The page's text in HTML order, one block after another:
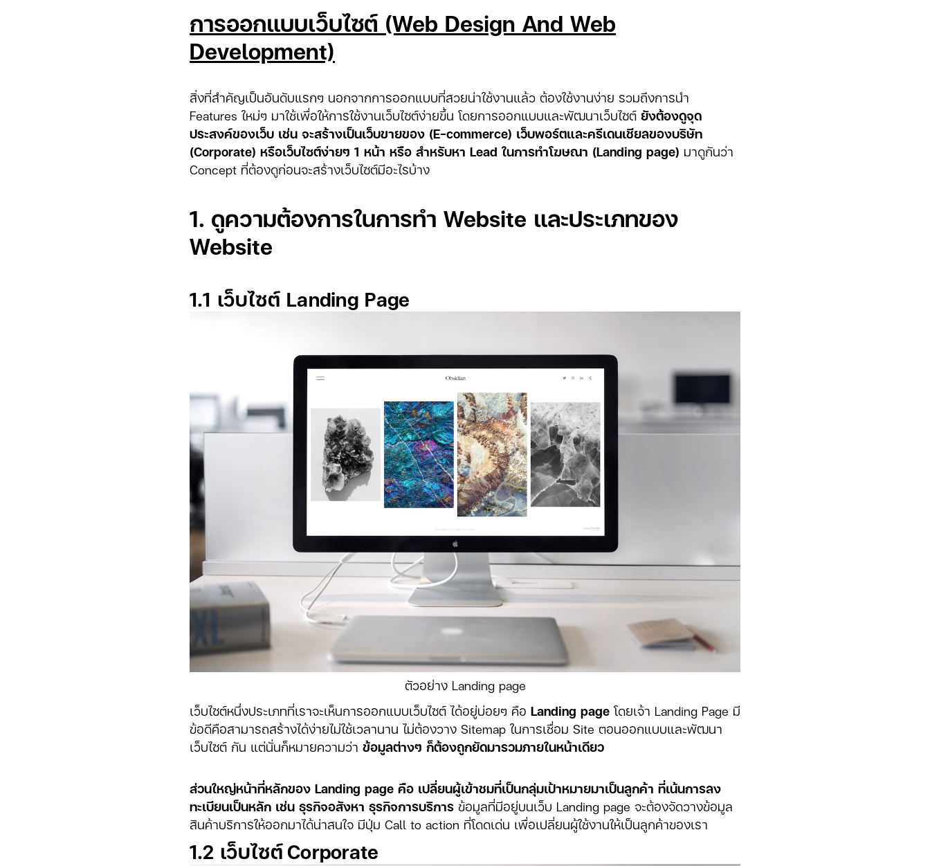
การออกแบบเว็บไซต์ (Web Design And Web
Development)
สิ่งที่สำคัญเป็นอันดับแรกๆ นอกจากการออกแบบที่สวยน่าใช้งานแล้ว ต้องใช้งานง่าย รวมถึงการนำ
Features ใหม่ๆ มาใช้เพื่อให้การใช้งานเว็บไซต์ง่ายขึ้น โดยการออกแบบและพัฒนาเว็บไซต์ ยังต้องดูจุด
ประสงค์ของเว็บ เช่น จะสร้างเป็นเว็บขายของ (E-commerce) เว็บพอร์ตและครีเดนเชียลของบริษัท
(Corporate) หรือเว็บไซต์ง่ายๆ 1 หน้า หรือ สำหรับหา Lead ในการทำโฆษณา (Landing page) มาดูกันว่า
Concept ที่ต้องดูก่อนจะสร้างเว็บไซต์มีอะไรบ้าง
1. ดูความต้องการในการทำ Website และประเภทของ
Website
1.1 เว็บไซต์ Landing Page
ตัวอย่าง Landing page
เว็บไซต์หนึ่งประเภทที่เราจะเห็นการออกแบบเว็บไซต์ ได้อยู่บ่อยๆ คือ Landing page โดยเจ้า Landing Page มี
ข้อดีคือสามารถสร้างได้ง่ายไม่ใช้เวลานาน ไม่ต้องวาง Sitemap ในการเชื่อม Site ตอนออกแบบและพัฒนา
เว็บไซต์ กัน แต่นั่นก็หมายความว่า ข้อมูลต่างๆ ก็ต้องถูกยัดมารวมภายในหน้าเดียว
ส่วนใหญ่หน้าที่หลักของ Landing page คือ เปลี่ยนผู้เข้าชมที่เป็นกลุ่มเป้าหมายมาเป็นลูกค้า ที่เน้นการลง
ทะเบียนเป็นหลัก เช่น ธุรกิจอสังหา ธุรกิจการบริการ ข้อมูลที่มีอยู่บนเว็บ Landing page จะต้องจัดวางข้อมูล
สินค้าบริการให้ออกมาได้น่าสนใจ มีปุ่ม Call to action ที่โดดเด่น เพื่อเปลี่ยนผู้ใช้งานให้เป็นลูกค้าของเรา
1.2 เว็บไซต์Corporate